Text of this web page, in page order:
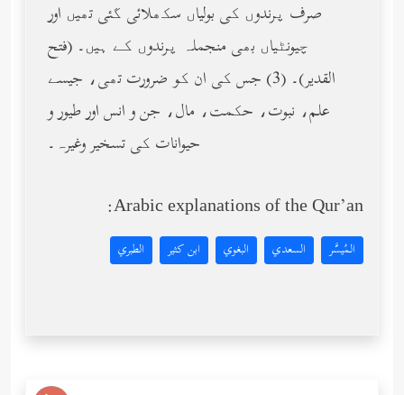
صرف پرندوں کی بولیاں سکھلائی گئی تھیں اور
چیونٹیاں بھی منجملہ پرندوں کے ہیں۔ (فتح
القدیر)۔ (3) جس کی ان کو ضرورت تھی، جیسے
علم، نبوت، حکمت، مال، جن و انس اور طیور و
حیوانات کی تسخیر وغیرہ۔
Arabic explanations of the Qur’an:
المُيسَّر السعدي البغوي ابن كثير الطبري